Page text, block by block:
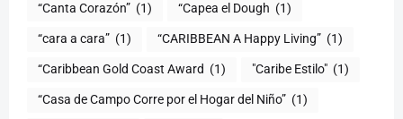
“Canta Corazón” (1) “Capea el Dough (1)
“cara a cara” (1) “CARIBBEAN A Happy Living” (1)
(1) "Caribe Estilo" (1)
“Casa de Campo Corre por el Hogar del Niño” (1)